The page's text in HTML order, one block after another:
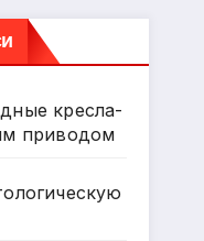
кресла-
приводом